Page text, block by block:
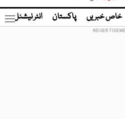
خاص خبریں پاکستان انٹر نیشنل